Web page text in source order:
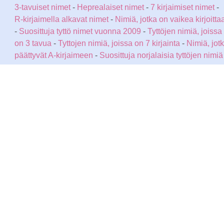
3-tavuiset nimet- Heprealaiset nimet- 7 kirjaimiset nimet-
R-kirjaimella alkavat nimet- Nimiä, jotka on vaikea
- Suosittuja tyttö nimet vuonna 2009 - Tyttöjen nimiä, joissa
on 3 tavua - Tyttojen nimiä, joissa on 7 kirjainta - Nimiä,
päättyvät A-kirjaimeen - Suosittuja norjalaisia tyttöjen nimiä